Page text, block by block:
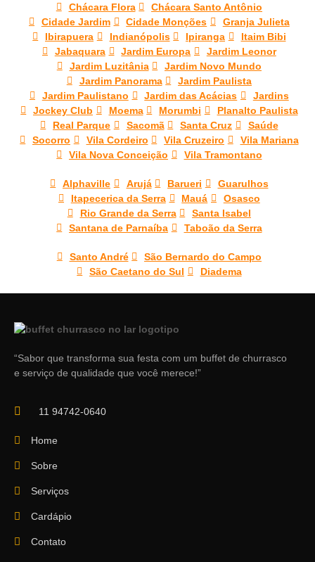
Chácara Flora
Chácara Santo Antônio
Cidade Jardim
Cidade Monções
Granja Julieta
Ibirapuera
Indianópolis Ipiranga
Itaim Bibi
Jabaquara
Jardim Europa
Jardim Leonor
Jardim Luzitânia
Jardim Novo Mundo
Jardim Panorama
Jardim Paulista
Jardim Paulistano
Jardim das Acácias
Jardins
Jockey Club
Moema Morumbi
Planalto Paulista
Real Parque
Sacomã Santa Cruz
Saúde
Socorro
Vila Cordeiro Vila Cruzeiro
Vila Mariana
Vila Nova Conceição
Vila Tramontano
Alphaville Arujá Barueri
Guarulhos
Itapecerica da Serra
Mauá
Osasco
Rio Grande da Serra
Santa Isabel
Santana de Parnaíba
Taboão da Serra
Santo André
São Bernardo do Campo
São Caetano do Sul
Diadema
“Sabor que transforma sua festa com um buffet de churrasco
e serviço de qualidade que você merece!”
11 94742-0640
Home
Sobre
Serviços
Cardápio
Contato